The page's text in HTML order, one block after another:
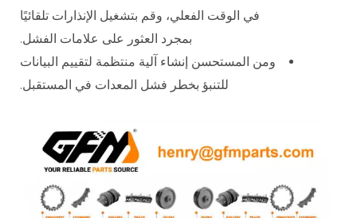
في الوقت الفعلي، وقم بتشغيل الإنذارات تلقائيًا
بمجرد العثور على علامات الفشل.
ومن المستحسن إنشاء آلية منتظمة لتقييم البيانات
للتنبؤ بخطر فشل المعدات في المستقبل.